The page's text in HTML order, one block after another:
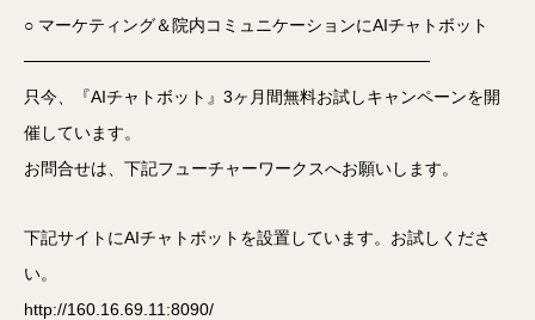
○ マーケティング＆院内コミュニケーションにAIチャトボット
──────────────────────────────────
只今、『AIチャトボット』3ヶ月間無料お試しキャンペーンを開
催しています。
お問合せは、下記フューチャーワークスへお願いします。
下記サイトにAIチャトボットを設置しています。お試しくださ
い。
http://160.16.69.11:8090/